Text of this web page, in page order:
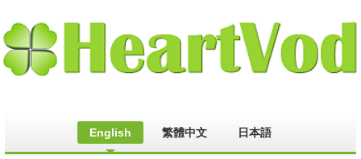
English 繁體中文 日本語